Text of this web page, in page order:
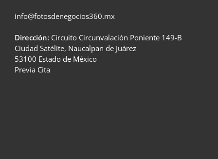
info@fotosdenegocios360.mx
Dirección: Circuito Circunvalación Poniente 149-B
Ciudad Satélite, Naucalpan de Juárez
53100 Estado de México
Previa Cita